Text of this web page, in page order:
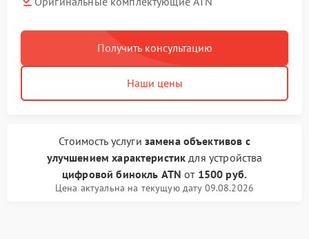
Получить консультацию
Наши цены
Стоимость услуги замена объективов с
улучшением характеристик для устройства
цифровой бинокль ATN от 1500 руб.
Цена актуальна на текущую дату 09.08.2026